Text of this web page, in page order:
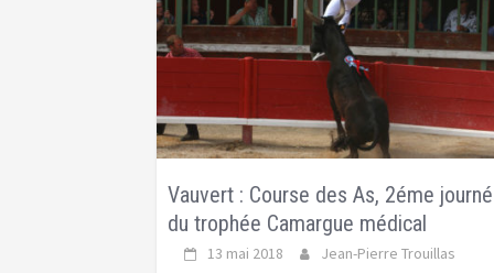
Vauvert : Course des As, 2éme
du trophée Camargue médical
13 mai 2018 Jean-Pierre Trouillas